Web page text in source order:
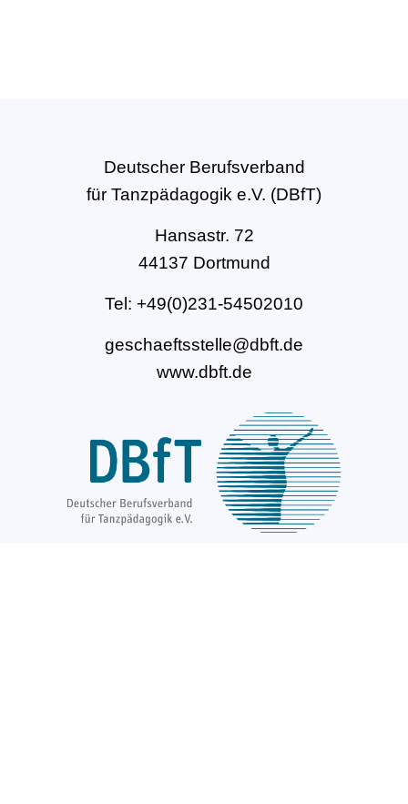
Deutscher Berufsverband
für Tanzpädagogik e.V. (DBfT)
Hansastr. 72
44137 Dortmund
Tel: +49(0)231-54502010
geschaeftsstelle@dbft.de
www.dbft.de